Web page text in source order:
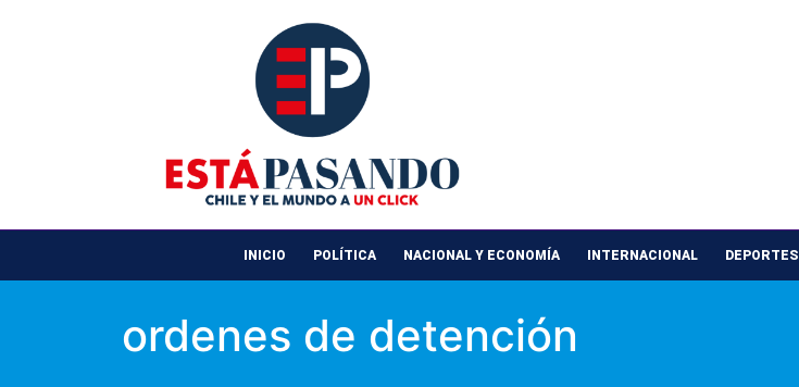
INICIO POLÍTICA NACIONAL Y ECONOMÍA INTERNACIONAL DEPORTES
ordenes de detención